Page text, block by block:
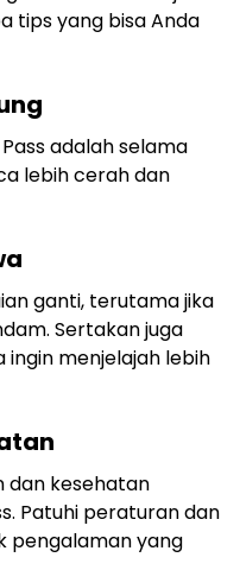
tips yang bisa Anda
adalah selama
lebih cerah dan
ganti, terutama jika
Sertakan juga
ingin menjelajah lebih
dan kesehatan
Patuhi peraturan dan
pengalaman yang